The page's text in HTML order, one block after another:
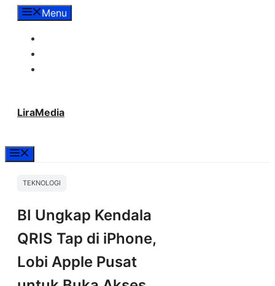
LangsungMenu
LiraMedia
TEKNOLOGI
BI Ungkap Kendala
QRIS Tap di iPhone,
Lobi Apple Pusat